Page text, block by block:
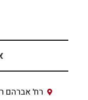
רח' אברהם